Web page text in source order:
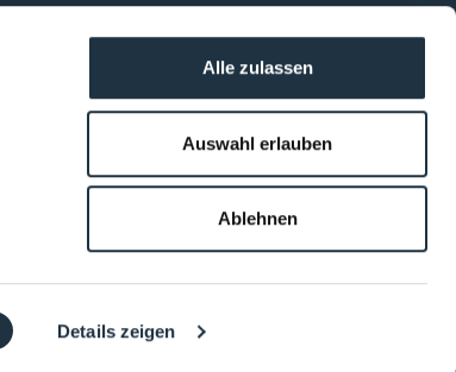
Details zeigen
Alle zulassen
Auswahl erlauben
Ablehnen
AGB Cleanroom-Processes
AGB LOUNGES Besucher
AGB LOUNGES Aussteller